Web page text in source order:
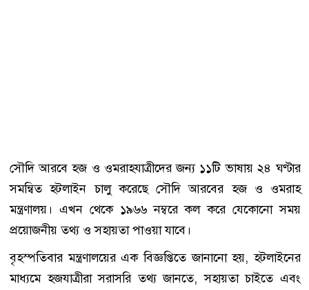
সৌদি আরবে হজ ও ওমরাহযাত্রীদের জন্য ১১টি ভাষায় ২৪ ঘণ্টার
সমন্বিত হটলাইন চালু করেছে সৌদি আরবের হজ ও ওমরাহ
মন্ত্রণালয়। এখন থেকে ১৯৬৬ নম্বরে কল করে যেকোনো সময়
প্রয়োজনীয় তথ্য ও সহায়তা পাওয়া যাবে।
বৃহস্পতিবার মন্ত্রণালয়ের এক বিজ্ঞপ্তিতে জানানো হয়, হটলাইনের
মাধ্যমে হজযাত্রীরা সরাসরি তথ্য জানতে, সহায়তা চাইতে এবং